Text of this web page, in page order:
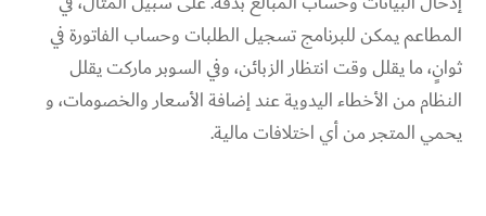
المطاعم يمكن للبرنامج تسجيل الطلبات وحساب الفاتورة في
ثوانٍ، ما يقلل وقت انتظار الزبائن، وفي السوبر ماركت يقلل
النظام من الأخطاء اليدوية عند إضافة الأسعار والخصومات، و
يحمي المتجر من أي اختلافات مالية.